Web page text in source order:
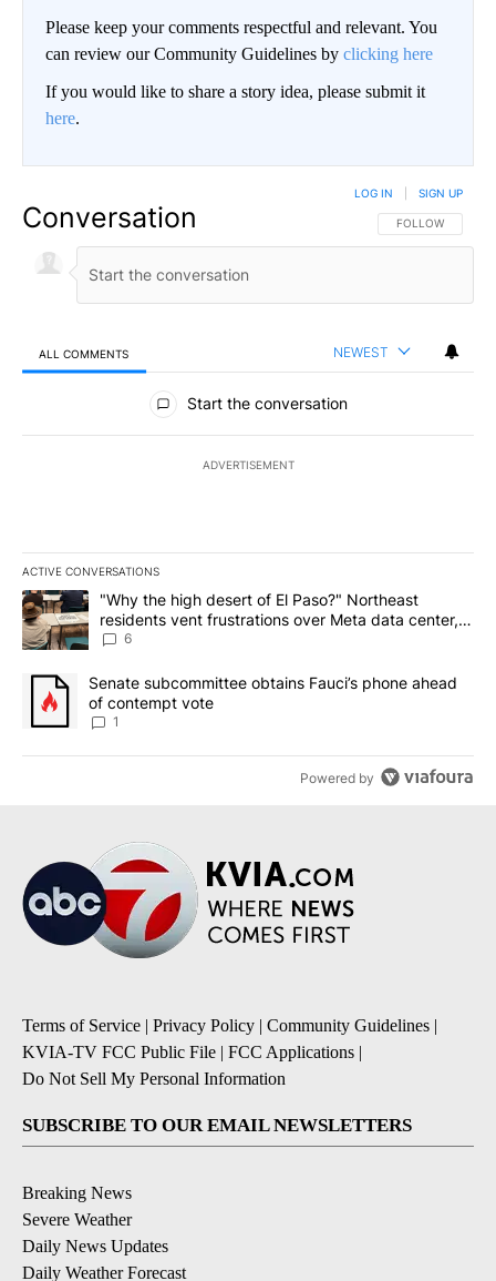
Please keep your comments respectful and relevant. You
can review our Community Guidelines by clicking here
If you would like to share a story idea, please submit it
here.
Conversation FOLLOW THIS
FOLLOW
LOG IN SIGN UP
ALL COMMENTS NEWEST
All Comments
Start the conversation
ADVERTISEMENT
ACTIVE CONVERSATIONS
The following is a list of the most commented articles in the last
A trending article titled ""Why the high desert of El Paso?"
"Why the high desert of El Paso?" Northeast
residents vent frustrations over Meta data center,
utilities
6
A trending article titled "Senate subcommittee obtains Fauci’s
Senate subcommittee obtains Fauci’s phone ahead
of contempt vote
1
Powered by
Terms of Service | Privacy Policy | Community Guidelines |
KVIA-TV FCC Public File | FCC Applications |
Do Not Sell My Personal Information
SUBSCRIBE TO OUR EMAIL NEWSLETTERS
Breaking News
Severe Weather
Daily News Updates
Daily Weather Forecast